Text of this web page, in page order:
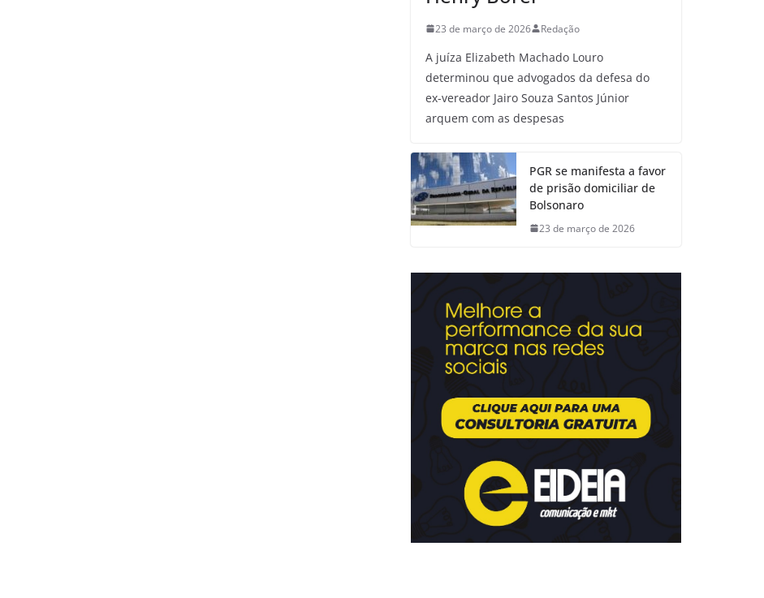
23 de março de 2026 Redação
A juíza Elizabeth Machado Louro
determinou que advogados da defesa do
ex-vereador Jairo Souza Santos Júnior
arquem com as despesas
PGR se manifesta a favor
de prisão domiciliar de
Bolsonaro
23 de março de 2026